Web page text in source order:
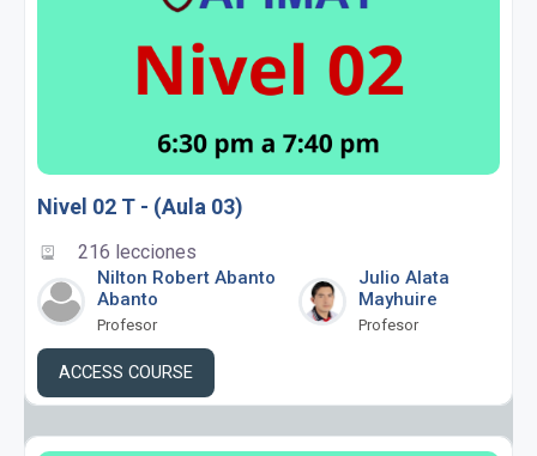
Nivel 02 T - (Aula 03)
216 lecciones
Nilton Robert Abanto
Abanto
Profesor
Julio Alata
Mayhuire
Profesor
ACCESS COURSE